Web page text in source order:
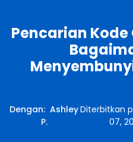
Pencarian Kode
Dengan: Ashley
P.
Diterbitkan
07,